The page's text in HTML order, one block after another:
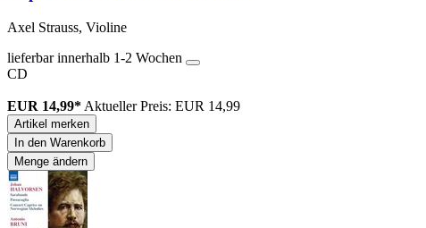
Axel Strauss, Violine
lieferbar innerhalb 1-2 Wochen
CD
EUR 14,99* Aktueller Preis: EUR 14,99
Artikel merken
In den Warenkorb
Menge ändern